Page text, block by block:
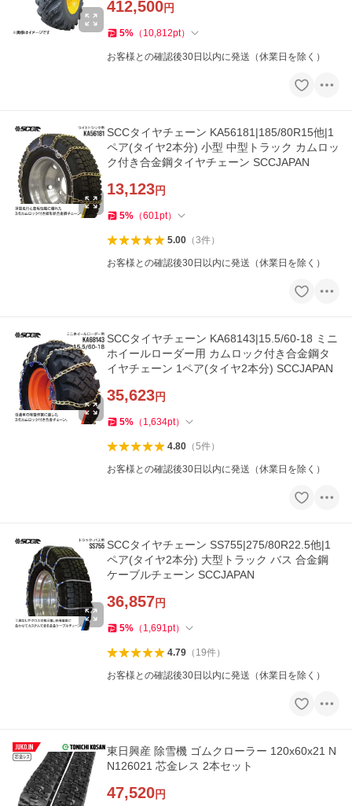
412,500円
5% （ 10,812pt）
お客様との確認後30日以内に発送（休業日を除く）
SCCタイヤチェーン KA56181|185/80R15他|1
ペア(タイヤ2本分) 小型 中型トラック カムロッ
ク付き合金鋼タイヤチェーン SCCJAPAN
13,123円
5% （601pt）
5.00（3件）
お客様との確認後30日以内に発送（休業日を除く）
SCCタイヤチェーン KA68143|15.5/60-18 ミニ
ホイールローダー用 カムロック付き合金鋼タ
イヤチェーン 1ペア(タイヤ2本分) SCCJAPAN
35,623円
5% （ 1,634pt）
4.80（5件）
お客様との確認後30日以内に発送（休業日を除く）
SCCタイヤチェーン SS755|275/80R22.5他|1
ペア(タイヤ2本分) 大型トラック バス 合金鋼
ケーブルチェーン SCCJAPAN
36,857円
5% （ 1,691pt）
4.79（ 19件）
お客様との確認後30日以内に発送（休業日を除く）
東日興産 除雪機 ゴムクローラー 120x60x21 N
N126021 芯金レス 2本セット
47,520円